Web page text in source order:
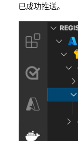
已成功推送。